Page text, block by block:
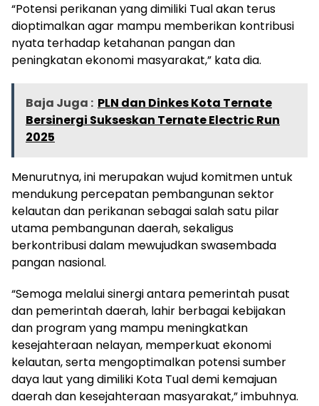
“Potensi perikanan yang dimiliki Tual akan terus
dioptimalkan agar mampu memberikan kontribusi
nyata terhadap ketahanan pangan dan
peningkatan ekonomi masyarakat,” kata dia.
Baja Juga : PLN dan Dinkes Kota Ternate
Bersinergi Sukseskan Ternate Electric Run
2025
Menurutnya, ini merupakan wujud komitmen untuk
mendukung percepatan pembangunan sektor
kelautan dan perikanan sebagai salah satu pilar
utama pembangunan daerah, sekaligus
berkontribusi dalam mewujudkan swasembada
pangan nasional.
“Semoga melalui sinergi antara pemerintah pusat
dan pemerintah daerah, lahir berbagai kebijakan
dan program yang mampu meningkatkan
kesejahteraan nelayan, memperkuat ekonomi
kelautan, serta mengoptimalkan potensi sumber
daya laut yang dimiliki Kota Tual demi kemajuan
daerah dan kesejahteraan masyarakat,” imbuhnya.